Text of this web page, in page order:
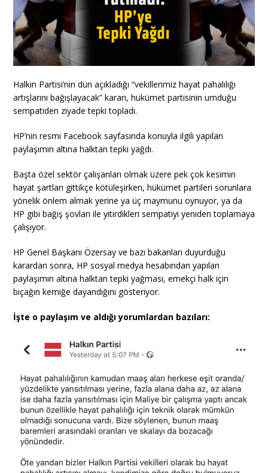
Halkın Partisi’nin dün açıkladığı “vekillerimiz hayat pahalılığı
artışlarını bağışlayacak” kararı, hükümet partisinin umduğu
sempatiden ziyade tepki topladı.
HP’nin resmi Facebook sayfasında konuyla ilgili yapılan
paylaşımın altına halktan tepki yağdı.
Başta özel sektör çalışanları olmak üzere pek çok kesimin
hayat şartları gittikçe kötüleşirken, hükümet partileri sorunlara
yönelik önlem almak yerine ya üç maymunu oynuyor, ya da
HP gibi bağış şovları ile yitirdikleri sempatiyi yeniden toplamaya
çalışıyor.
HP Genel Başkanı Özersay ve bazı bakanları duyurduğu
karardan sonra, HP sosyal medya hesabından yapılan
paylaşımın altına halktan tepki yağması, emekçi halk için
bıçağın kemiğe dayandığını gösteriyor.
İşte o paylaşım ve aldığı yorumlardan bazıları: